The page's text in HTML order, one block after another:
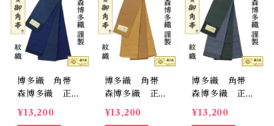
博多織 角帯
森博多織 正
絹 日本製 籠
目 紋織 リバ
¥13,200
博多織 角帯
森博多織 正
絹 日本製 籠
目 紋織 リバ
¥13,200
博多織 角帯
森博多織 正
絹 日本製 籠
目 紋織 リバ
¥13,200